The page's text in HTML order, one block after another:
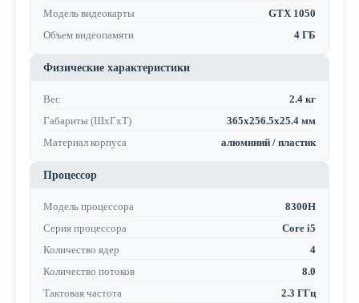
Модель видеокарты
GTX 1050
Объем видеопамяти
4 ГБ
Физические характеристики
Вес
2.4 кг
Габариты (ШхГхТ)
365x256.5x25.4 мм
Материал корпуса
алюминий / пластик
Процессор
Модель процессора
8300H
Серия процессора
Core i5
Количество ядер
4
Количество потоков
8.0
Тактовая частота
2.3 ГГц